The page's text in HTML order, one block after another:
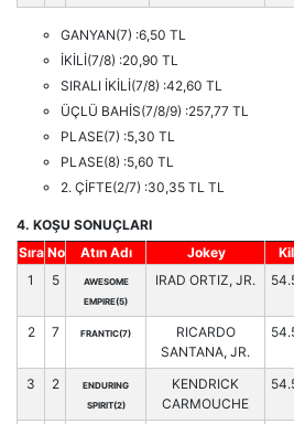
GANYAN(7) :6,50 TL
İKİLİ(7/8) :20,90 TL
SIRALI İKİLİ(7/8) :42,60 TL
ÜÇLÜ BAHİS(7/8/9) :257,77 TL
PLASE(7) :5,30 TL
PLASE(8) :5,60 TL
2. ÇİFTE(2/7) :30,35 TL TL
4. KOŞU SONUÇLARI
Sıra No Atın Adı Jokey
1
5
AWESOME
EMPIRE(5)
IRAD ORTIZ, JR.
2 7 FRANTIC(7)
RICARDO
SANTANA, JR.
3 2
ENDURING
SPIRIT(2)
KENDRICK
CARMOUCHE